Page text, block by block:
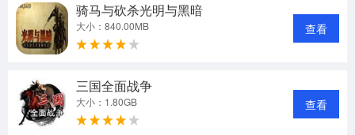
骑马与砍杀光明与黑暗
大小：840.00MB 查看
三国全面战争
大小：1.80GB 查看